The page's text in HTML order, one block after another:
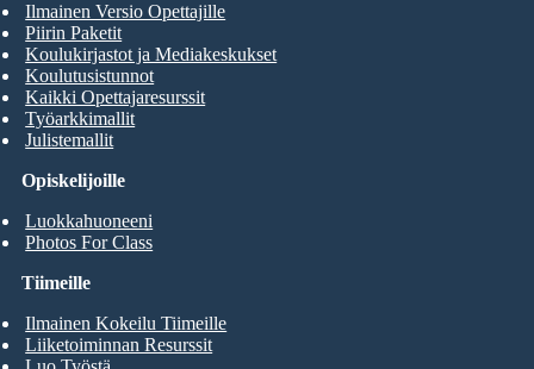
Opiskelijoille
Luokkahuoneeni
Photos For Class
Ilmainen Versio Opettajille
Piirin Paketit
Koulukirjastot ja Mediakeskukset
Koulutusistunnot
Kaikki Opettajaresurssit
Työarkkimallit
Julistemallit
Tiimeille
Ilmainen Kokeilu Tiimeille
Liiketoiminnan Resurssit